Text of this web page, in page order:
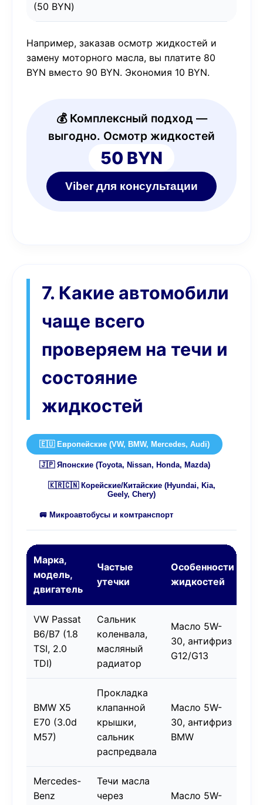
(50 BYN)
Например, заказав осмотр жидкостей и
замену моторного масла, вы платите 80
BYN вместо 90 BYN. Экономия 10 BYN.
💰 Комплексный подход —
выгодно. Осмотр жидкостей
50 BYN
Viber для консультации
7. Какие автомобили
чаще всего
проверяем на течи и
состояние
жидкостей
🇪🇺 Европейские (VW, BMW, Mercedes, Audi)
🇯🇵 Японские (Toyota, Nissan, Honda, Mazda)
🇰🇷🇨🇳 Корейские/Китайские (Hyundai, Kia,
Geely, Chery)
🚐 Микроавтобусы и комтранспорт
Марка,
модель,
двигатель
Частые
утечки
Особенности
жидкостей
VW Passat
B6/B7 (1.8
TSI, 2.0
TDI)
Сальник
коленвала,
масляный
радиатор
Масло 5W-
30, антифриз
G12/G13
BMW X5
E70 (3.0d
M57)
Прокладка
клапанной
крышки,
сальник
распредвала
Масло 5W-
30, антифриз
BMW
Mercedes-
Benz
Течи масла
через
Масло 5W-